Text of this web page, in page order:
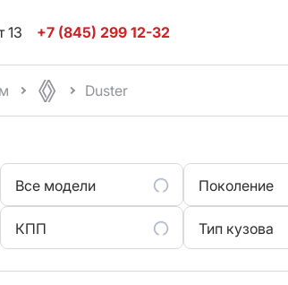
13 +7 (845) 299 12-32
Duster
Все модели Поколение
КПП Тип кузова